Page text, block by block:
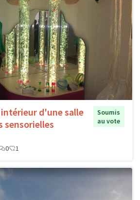
d'une salle
sensorielles
Soumis
au vote
0 1